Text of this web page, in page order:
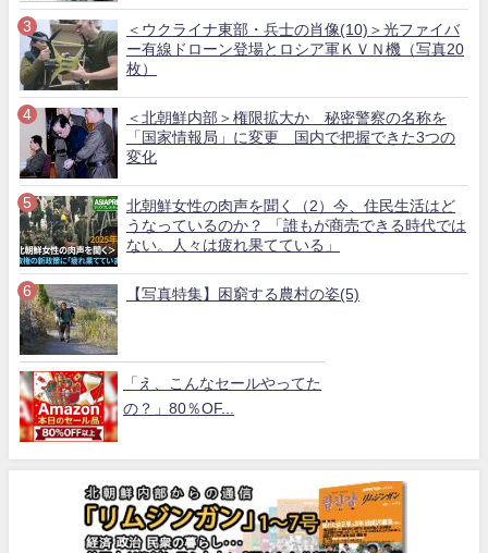
＜ウクライナ東部・兵士の肖像(10)＞光ファイバ
ー有線ドローン登場とロシア軍ＫＶＮ機（写真20
枚）
＜北朝鮮内部＞権限拡大か 秘密警察の名称を
「国家情報局」に変更 国内で把握できた3つの
変化
北朝鮮女性の肉声を聞く（2）今、住民生活はど
うなっているのか？ 「誰もが商売できる時代では
ない。人々は疲れ果てている」
【写真特集】困窮する農村の姿(5)
「え、こんなセールやってた
の？」80％OF...